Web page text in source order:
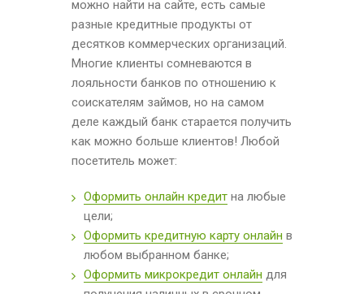
можно найти на сайте, есть самые
разные кредитные продукты от
десятков коммерческих организаций.
Многие клиенты сомневаются в
лояльности банков по отношению к
соискателям займов, но на самом
деле каждый банк старается получить
как можно больше клиентов! Любой
посетитель может:
Оформить онлайн кредитна любые
цели;
Оформить кредитную карту онлайн в
любом выбранном банке;
Оформить микрокредит онлайн для